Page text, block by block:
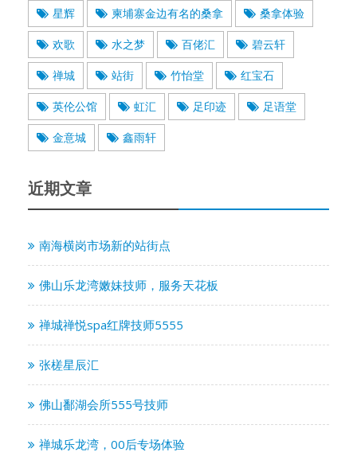
星辉 柬埔寨金边有名的桑拿 桑拿体验
欢歌 水之梦 百佬汇 碧云轩
禅城 站街 竹怡堂 红宝石
英伦公馆 虹汇 足印迹 足语堂
金意城 鑫雨轩
近期文章
南海横岗市场新的站街点
佛山乐龙湾嫩妹技师，服务天花板
禅城禅悦spa红牌技师5555
张槎星辰汇
佛山鄱湖会所555号技师
禅城乐龙湾，00后专场体验